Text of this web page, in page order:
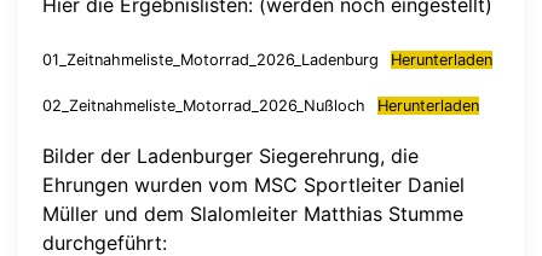
Hier die Ergebnislisten: (werden noch eingestellt)
01_Zeitnahmeliste_Motorrad_2026_Ladenburg Herunterladen
02_Zeitnahmeliste_Motorrad_2026_Nußloch Herunterladen
Bilder der Ladenburger Siegerehrung, die
Ehrungen wurden vom MSC Sportleiter Daniel
Müller und dem Slalomleiter Matthias Stumme
durchgeführt: